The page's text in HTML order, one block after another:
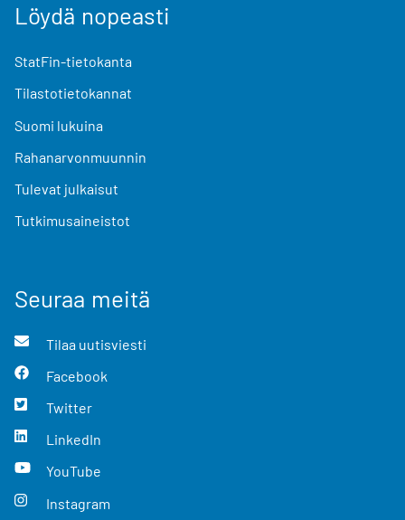
Löydä nopeasti
StatFin-tietokanta
Tilastotietokannat
Suomi lukuina
Rahanarvonmuunnin
Tulevat julkaisut
Tutkimusaineistot
Seuraa meitä
Tilaa uutisviesti
Facebook
Twitter
LinkedIn
YouTube
Instagram